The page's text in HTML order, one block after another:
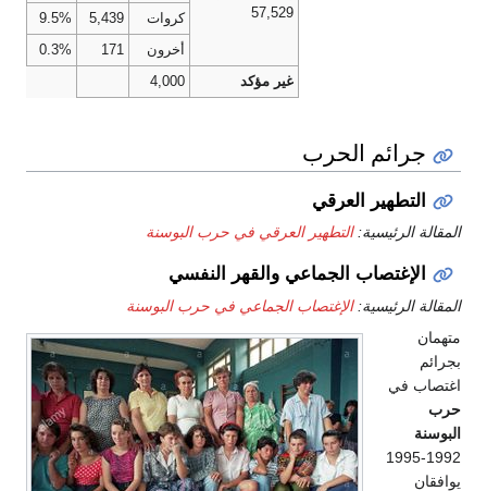
57,529
كروات
5,439
9.5%
أخرون
171
0.3%
غير مؤكد
4,000
جرائم الحرب
التطهير العرقي
المقالة الرئيسية:التطهير العرقي في حرب البوسنة
الإغتصاب الجماعي والقهر النفسي
المقالة الرئيسية:الإغتصاب الجماعي في حرب البوسنة
متهمان
بجرائم
اغتصاب في
حرب
البوسنة
1992-1995
يوافقان